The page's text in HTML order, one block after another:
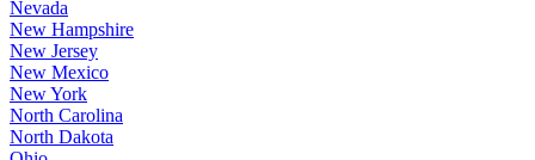
Nevada
New Hampshire
New Jersey
New Mexico
New York
North Carolina
North Dakota